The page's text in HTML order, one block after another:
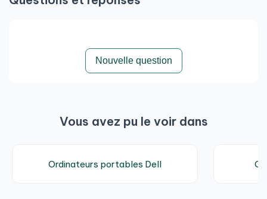
Nouvelle question
Vous avez pu le voir dans
Ordinateurs portables Dell